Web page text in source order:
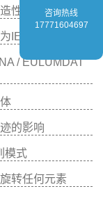
性
IES格式
/ EULUMDAT
的影响
模式
转任何元素
咨询热线
17771604697